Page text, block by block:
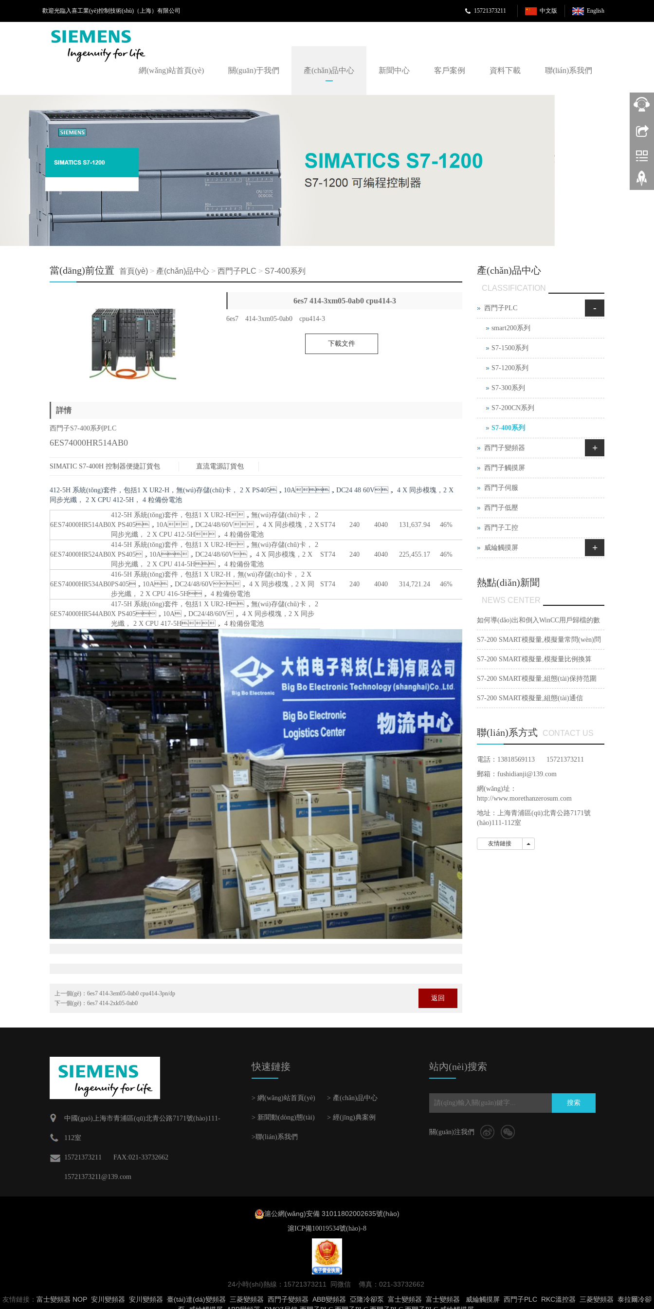
歡迎光臨入喜工業(yè)控制技術(shù)（上海）有限公司 English
中文版
15721373211
網(wǎng)站首頁(yè) 關(guān)于我們 產(chǎn)品中心 新聞中心 客戶案例 資料下載 聯(lián)系我們
當(dāng)前位置 首頁(yè) > 產(chǎn)品中心 > 西門子PLC > S7-400系列
6es7 414-3xm05-0ab0 cpu414-3
6es7 414-3xm05-0ab0 cpu414-3
下載文件
詳情
西門子S7-400系列PLC
6ES74000HR514AB0
SIMATIC S7-400H 控制器便捷訂貨包 直流電源訂貨包
412-5H 系統(tǒng)套件，包括1 X UR2-H，無(wú)存儲(chǔ)卡， 2 X PS405，10A，DC24 48 60V， 4 X 同步模塊，2 X
同步光纖， 2 X CPU 412-5H， 4 粒備份電池
6ES74000HR514AB0
412-5H 系統(tǒng)套件，包括1 X UR2-H，無(wú)存儲(chǔ)卡， 2
X PS405，10A，DC24/48/60V， 4 X 同步模塊，2 X
同步光纖， 2 X CPU 412-5H， 4 粒備份電池
ST74 240 4040 131,637.94 46%
6ES74000HR524AB0
414-5H 系統(tǒng)套件，包括1 X UR2-H，無(wú)存儲(chǔ)卡， 2
X PS405，10A，DC24/48/60V， 4 X 同步模塊，2 X
同步光纖， 2 X CPU 414-5H， 4 粒備份電池
ST74 240 4040 225,455.17 46%
6ES74000HR534AB0
416-5H 系統(tǒng)套件，包括1 X UR2-H，無(wú)存儲(chǔ)卡， 2 X
PS405，10A，DC24/48/60V， 4 X 同步模塊，2 X 同
步光纖， 2 X CPU 416-5H， 4 粒備份電池
ST74 240 4040 314,721.24 46%
6ES74000HR544AB0
417-5H 系統(tǒng)套件，包括1 X UR2-H，無(wú)存儲(chǔ)卡， 2
X PS405，10A，DC24/48/60V， 4 X 同步模塊，2 X 同步
光纖， 2 X CPU 417-5H， 4 粒備份電池
上一個(gè)： 6es7 414-3em05-0ab0 cpu414-3pn/dp
下一個(gè)： 6es7 414-2xk05-0ab0
返回
產(chǎn)品中心
CLASSIFICATION
西門子PLC -
smart200系列
S7-1500系列
S7-1200系列
S7-300系列
S7-200CN系列
S7-400系列
西門子變頻器 +
西門子觸摸屏
西門子伺服
西門子低壓
西門子工控
威綸觸摸屏 +
熱點(diǎn)新聞
NEWS CENTER
如何導(dǎo)出和倒入WinCC用戶歸檔的數
(shù)據(jù)記錄？
S7-200 SMART模擬量,模擬量常問(wèn)問
(wèn)題
S7-200 SMART模擬量,模擬量比例換算
S7-200 SMART模擬量,組態(tài)保持范圍
S7-200 SMART模擬量,組態(tài)通信
聯(lián)系方式 CONTACT US
電話：13818569113 15721373211
郵箱：fushidianji@139.com
網(wǎng)址：
http://www.morethanzerosum.com
地址： 上海青浦區(qū)北青公路7171號
(hào)111-112室
友情鏈接 友情鏈接
中國(guó)上海市青浦區(qū)北青公路7171號(hào)111-
112室
15721373211 FAX:021-33732662
15721373211@139.com
快速鏈接
> 網(wǎng)站首頁(yè) > 產(chǎn)品中心
> 新聞動(dòng)態(tài) > 經(jīng)典案例
>聯(lián)系我們
站內(nèi)搜索
搜索
關(guān)注我們
滬公網(wǎng)安備 31011802002635號(hào)
滬ICP備10019534號(hào)-8
24小時(shí)熱線：15721373211 同微信 傳真：021-33732662
友情鏈接： 富士變頻器 NOP 安川變頻器 安川變頻器 臺(tái)達(dá)變頻器 三菱變頻器 西門子變頻器 ABB變頻器 亞隆冷卻泵 富士變頻器 富士變頻器 威綸觸摸屏 西門子PLC RKC溫控器 三菱變頻器 泰拉爾冷卻